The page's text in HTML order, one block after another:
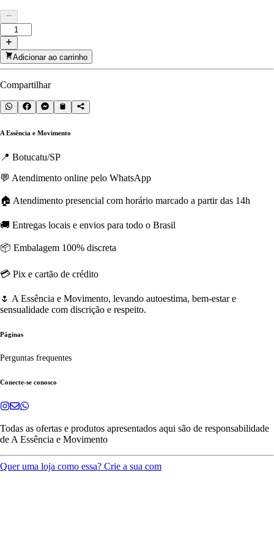
Adicionar ao carrinho
Compartilhar
A Essência e Movimento
📍 Botucatu/SP
💬 Atendimento online pelo WhatsApp
🏠 Atendimento presencial com horário marcado a partir das 14h
🚚 Entregas locais e envios para todo o Brasil
📦 Embalagem 100% discreta
💳 Pix e cartão de crédito
🌷 A Essência e Movimento, levando autoestima, bem-estar e
sensualidade com discrição e respeito.
Páginas
Perguntas frequentes
Conecte-se conosco
Todas as ofertas e produtos apresentados aqui são de responsabilidade
de A Essência e Movimento
Quer uma loja como essa? Crie a sua com